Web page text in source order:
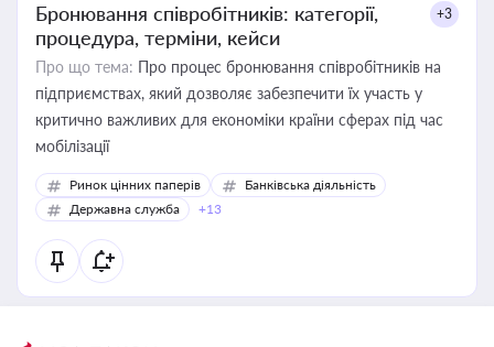
Бронювання співробітників: категорії,
процедура, терміни, кейси
+3
Про що тема: Про процес бронювання співробітників на
підприємствах, який дозволяє забезпечити їх участь у
критично важливих для економіки країни сферах під час
мобілізації
Ринок цінних паперів
Банківська діяльність
Державна служба
+13